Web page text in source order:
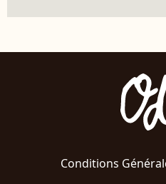
Conditions